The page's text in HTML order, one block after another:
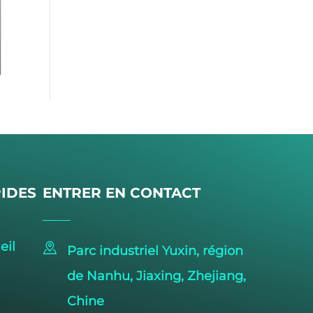
ENTRER EN CONTACT
Parc industriel Yuxin, région
de Nanhu, Jiaxing, Zhejiang,
Chine